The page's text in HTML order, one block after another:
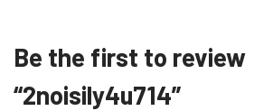
Be the first to review
“2noisily4u714”